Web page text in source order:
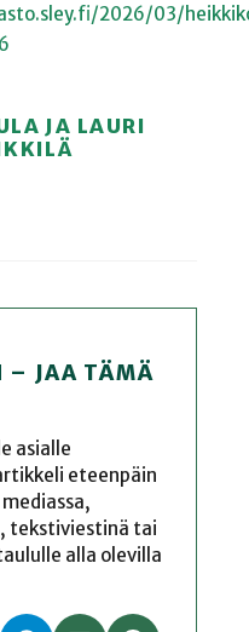
2026/03/
JA LAURI
– JAA TÄMÄ
asialle
eteenpäin
tekstiviestinä tai
alla olevilla